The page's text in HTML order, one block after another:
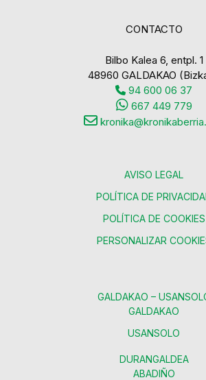
CONTACTO
Bilbo Kalea 6, entpl. 1
48960 GALDAKAO
94 600 06 37
667 449 779
AVISO LEGAL
POLÍTICA DE
POLÍTICA DE COOKIES
PERSONALIZAR
GALDAKAO –
GALDAKAO
USANSOLO
DURANGALDEA
ABADIÑO